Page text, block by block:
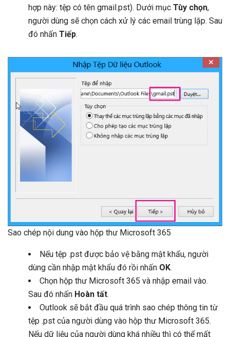
hợp này: tệp có tên gmail.pst). Dưới mục Tùy chọn,
người dùng sẽ chọn cách xử lý các email trùng lặp. Sau
đó nhấn Tiếp.
Sao chép nội dung vào hộp thư Microsoft 365
Nếu tệp .pst được bảo vệ bằng mật khẩu, người
dùng cần nhập mật khẩu đó rồi nhấn OK.
Chọn hộp thư Microsoft 365 và nhập email vào.
Sau đó nhấn Hoàn tất.
Outlook sẽ bắt đầu quá trình sao chép thông tin từ
tệp .pst của người dùng vào hộp thư Microsoft 365.
Nếu dữ liệu của người dùng khá nhiều thì có thể mất